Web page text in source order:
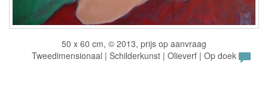
50 x 60 cm, © 2013, prijs op aanvraag
Tweedimensionaal | Schilderkunst | Olieverf | Op doek